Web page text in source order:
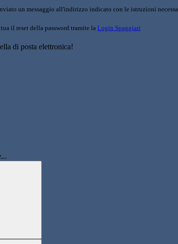
un messaggio all'indirizzo indicato con le istruzioni
il reset della password tramite la Login Spaggiari
di posta elettronica!